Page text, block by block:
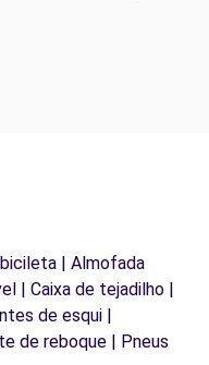
| Almofada
| Caixa de tejadilho |
de esqui |
de reboque | Pneus